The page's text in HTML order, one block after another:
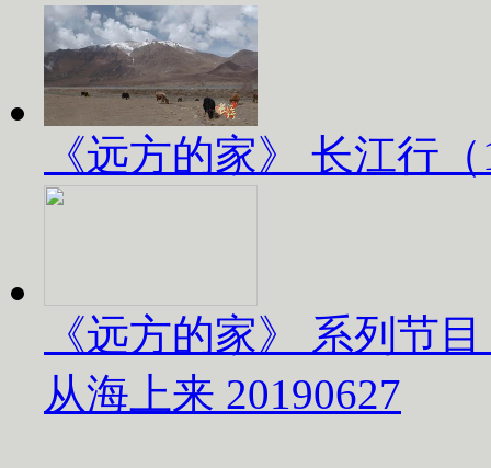
《远方的家》 长江行
《远方的家》 系列节
从海上来 20190627